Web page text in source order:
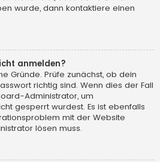
wurde, dann kontaktiere einen
anmelden?
Gründe. Prüfe zunächst, ob dein
richtig sind. Wenn dies der Fall
Administrator, um
gesperrt wurdest. Es ist ebenfalls
mit der Website
lösen muss.